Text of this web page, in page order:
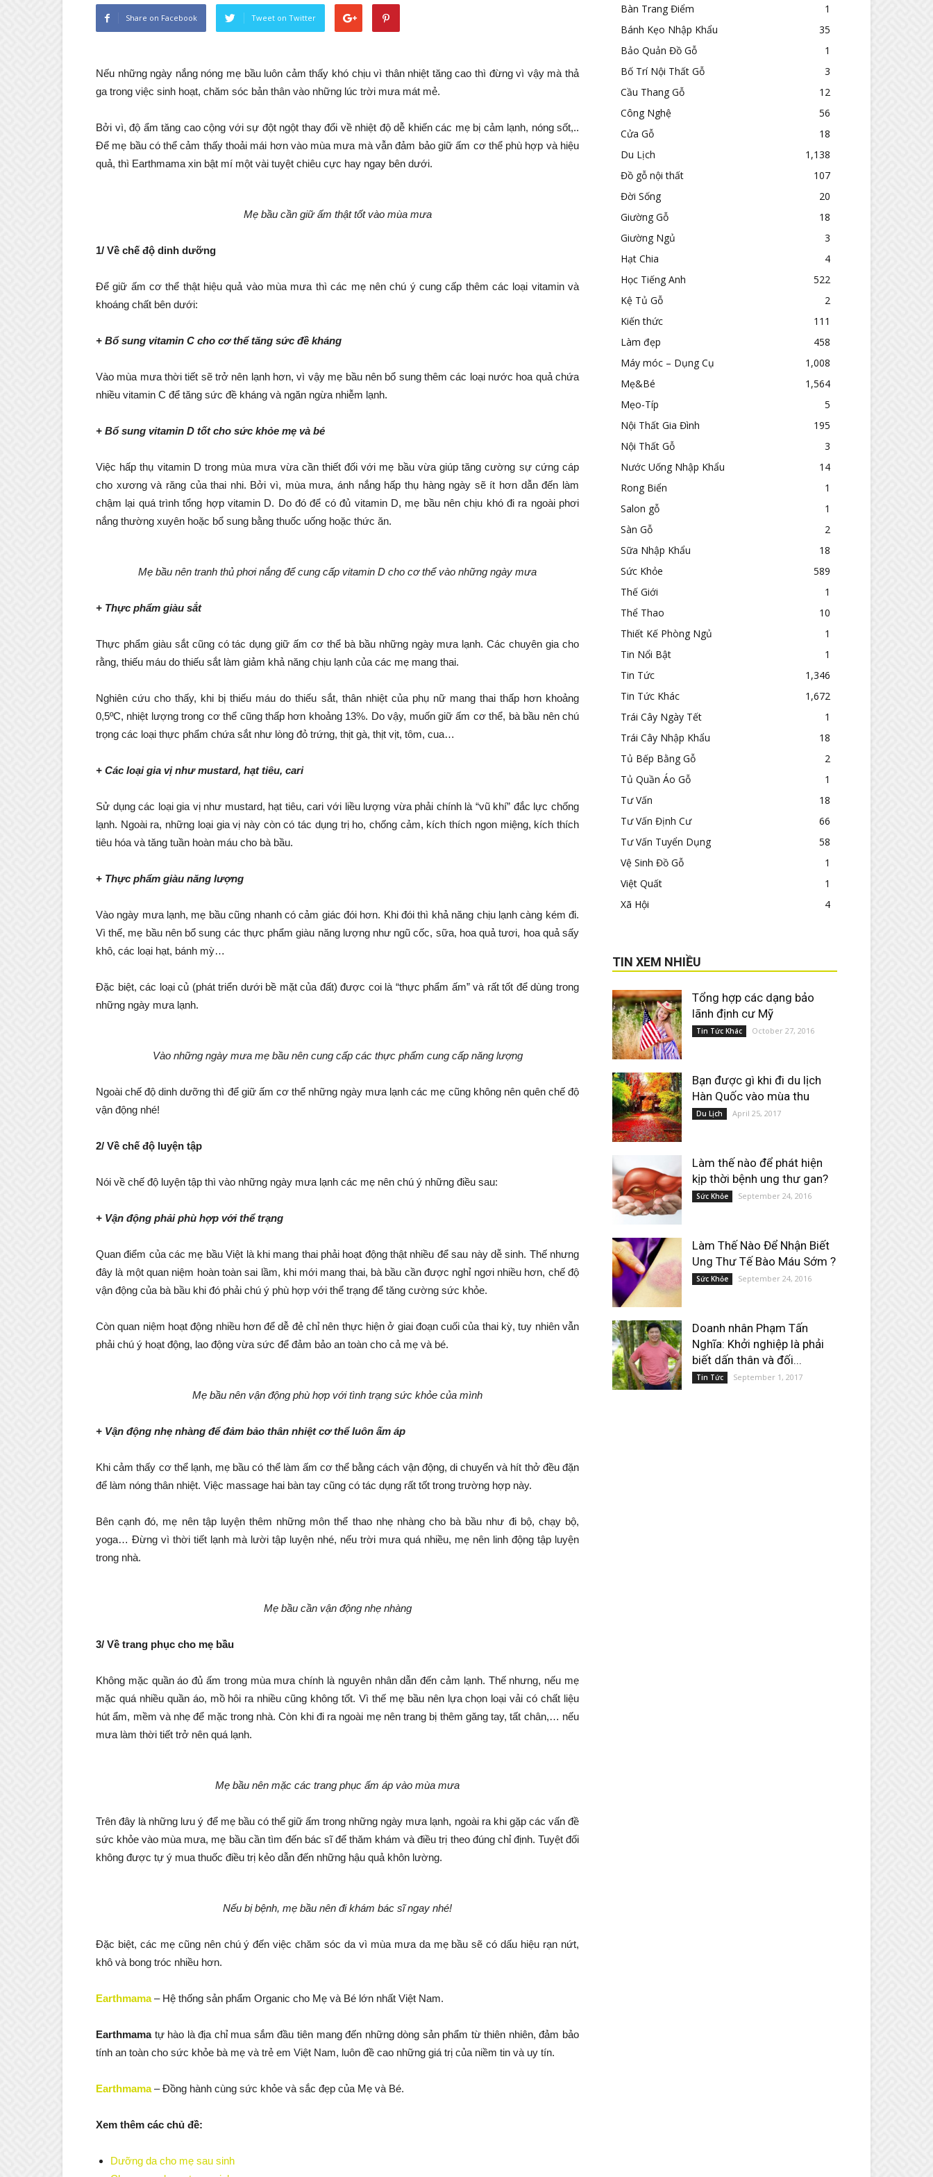
Share on Facebook Tweet on Twitter
Nếu những ngày nắng nóng mẹ bầu luôn cảm thấy khó chịu vì thân nhiệt tăng cao thì đừng vì vậy mà thả
ga trong việc sinh hoạt, chăm sóc bản thân vào những lúc trời mưa mát mẻ.
Bởi vì, độ ẩm tăng cao cộng với sự đột ngột thay đổi về nhiệt độ dễ khiến các mẹ bị cảm lạnh, nóng sốt,..
Để mẹ bầu có thể cảm thấy thoải mái hơn vào mùa mưa mà vẫn đảm bảo giữ ấm cơ thể phù hợp và hiệu
quả, thì Earthmama xin bật mí một vài tuyệt chiêu cực hay ngay bên dưới.
Mẹ bầu cần giữ ấm thật tốt vào mùa mưa
1/ Về chế độ dinh dưỡng
Để giữ ấm cơ thể thật hiệu quả vào mùa mưa thì các mẹ nên chú ý cung cấp thêm các loại vitamin và
khoáng chất bên dưới:
+ Bổ sung vitamin C cho cơ thể tăng sức đề kháng
Vào mùa mưa thời tiết sẽ trở nên lạnh hơn, vì vậy mẹ bầu nên bổ sung thêm các loại nước hoa quả chứa
nhiều vitamin C để tăng sức đề kháng và ngăn ngừa nhiễm lạnh.
+ Bổ sung vitamin D tốt cho sức khỏe mẹ và bé
Việc hấp thụ vitamin D trong mùa mưa vừa cần thiết đối với mẹ bầu vừa giúp tăng cường sự cứng cáp
cho xương và răng của thai nhi. Bởi vì, mùa mưa, ánh nắng hấp thụ hàng ngày sẽ ít hơn dẫn đến làm
chậm lại quá trình tổng hợp vitamin D. Do đó để có đủ vitamin D, mẹ bầu nên chịu khó đi ra ngoài phơi
nắng thường xuyên hoặc bổ sung bằng thuốc uống hoặc thức ăn.
Mẹ bầu nên tranh thủ phơi nắng để cung cấp vitamin D cho cơ thể vào những ngày mưa
+ Thực phẩm giàu sắt
Thực phẩm giàu sắt cũng có tác dụng giữ ấm cơ thể bà bầu những ngày mưa lạnh. Các chuyên gia cho
rằng, thiếu máu do thiếu sắt làm giảm khả năng chịu lạnh của các mẹ mang thai.
Nghiên cứu cho thấy, khi bị thiếu máu do thiếu sắt, thân nhiệt của phụ nữ mang thai thấp hơn khoảng
0,5ºC, nhiệt lượng trong cơ thể cũng thấp hơn khoảng 13%. Do vậy, muốn giữ ấm cơ thể, bà bầu nên chú
trọng các loại thực phẩm chứa sắt như lòng đỏ trứng, thịt gà, thịt vịt, tôm, cua…
+ Các loại gia vị như mustard, hạt tiêu, cari
Sử dụng các loại gia vị như mustard, hạt tiêu, cari với liều lượng vừa phải chính là “vũ khí” đắc lực chống
lạnh. Ngoài ra, những loại gia vị này còn có tác dụng trị ho, chống cảm, kích thích ngon miệng, kích thích
tiêu hóa và tăng tuần hoàn máu cho bà bầu.
+ Thực phẩm giàu năng lượng
Vào ngày mưa lạnh, mẹ bầu cũng nhanh có cảm giác đói hơn. Khi đói thì khả năng chịu lạnh càng kém đi.
Vì thế, mẹ bầu nên bổ sung các thực phẩm giàu năng lượng như ngũ cốc, sữa, hoa quả tươi, hoa quả sấy
khô, các loại hạt, bánh mỳ…
Đặc biệt, các loại củ (phát triển dưới bề mặt của đất) được coi là “thực phẩm ấm” và rất tốt để dùng trong
những ngày mưa lạnh.
Vào những ngày mưa mẹ bầu nên cung cấp các thực phẩm cung cấp năng lượng
Ngoài chế độ dinh dưỡng thì để giữ ấm cơ thể những ngày mưa lạnh các mẹ cũng không nên quên chế độ
vận động nhé!
2/ Về chế độ luyện tập
Nói về chế độ luyện tập thì vào những ngày mưa lạnh các mẹ nên chú ý những điều sau:
+ Vận động phải phù hợp với thể trạng
Quan điểm của các mẹ bầu Việt là khi mang thai phải hoạt động thật nhiều để sau này dễ sinh. Thế nhưng
đây là một quan niệm hoàn toàn sai lầm, khi mới mang thai, bà bầu cần được nghỉ ngơi nhiều hơn, chế độ
vận động của bà bầu khi đó phải chú ý phù hợp với thể trạng để tăng cường sức khỏe.
Còn quan niệm hoạt động nhiều hơn để dễ đẻ chỉ nên thực hiện ở giai đoạn cuối của thai kỳ, tuy nhiên vẫn
phải chú ý hoạt động, lao động vừa sức để đảm bảo an toàn cho cả mẹ và bé.
Mẹ bầu nên vận động phù hợp với tình trạng sức khỏe của mình
+ Vận động nhẹ nhàng để đảm bảo thân nhiệt cơ thể luôn ấm áp
Khi cảm thấy cơ thể lạnh, mẹ bầu có thể làm ấm cơ thể bằng cách vận động, di chuyển và hít thở đều đặn
để làm nóng thân nhiệt. Việc massage hai bàn tay cũng có tác dụng rất tốt trong trường hợp này.
Bên cạnh đó, mẹ nên tập luyện thêm những môn thể thao nhẹ nhàng cho bà bầu như đi bộ, chạy bộ,
yoga… Đừng vì thời tiết lạnh mà lười tập luyện nhé, nếu trời mưa quá nhiều, mẹ nên linh động tập luyện
trong nhà.
Mẹ bầu cần vận động nhẹ nhàng
3/ Về trang phục cho mẹ bầu
Không mặc quần áo đủ ấm trong mùa mưa chính là nguyên nhân dẫn đến cảm lạnh. Thế nhưng, nếu mẹ
mặc quá nhiều quần áo, mồ hôi ra nhiều cũng không tốt. Vì thế mẹ bầu nên lựa chọn loại vải có chất liệu
hút ẩm, mềm và nhẹ để mặc trong nhà. Còn khi đi ra ngoài mẹ nên trang bị thêm găng tay, tất chân,… nếu
mưa làm thời tiết trở nên quá lạnh.
Mẹ bầu nên mặc các trang phục ấm áp vào mùa mưa
Trên đây là những lưu ý để mẹ bầu có thể giữ ấm trong những ngày mưa lạnh, ngoài ra khi gặp các vấn đề
sức khỏe vào mùa mưa, mẹ bầu cần tìm đến bác sĩ để thăm khám và điều trị theo đúng chỉ định. Tuyệt đối
không được tự ý mua thuốc điều trị kẻo dẫn đến những hậu quả khôn lường.
Nếu bị bệnh, mẹ bầu nên đi khám bác sĩ ngay nhé!
Đặc biệt, các mẹ cũng nên chú ý đến việc chăm sóc da vì mùa mưa da mẹ bầu sẽ có dấu hiệu rạn nứt,
khô và bong tróc nhiều hơn.
Earthmama– Hệ thống sản phẩm Organic cho Mẹ và Bé lớn nhất Việt Nam.
Earthmamatự hào là địa chỉ mua sắm đầu tiên mang đến những dòng sản phẩm từ thiên nhiên, đảm bảo
tính an toàn cho sức khỏe bà mẹ và trẻ em Việt Nam, luôn đề cao những giá trị của niềm tin và uy tín.
Earthmama– Đồng hành cùng sức khỏe và sắc đẹp của Mẹ và Bé.
Xem thêm các chủ đề:
Dưỡng da cho mẹ sau sinh
Bàn Trang Điểm
1
Bánh Kẹo Nhập Khẩu
35
Bảo Quản Đồ Gỗ
1
Bố Trí Nội Thất Gỗ
3
Cầu Thang Gỗ
12
Công Nghệ
56
Cửa Gỗ
18
Du Lịch
1,138
Đồ gỗ nội thất
107
Đời Sống
20
Giường Gỗ
18
Giường Ngủ
3
Hạt Chia
4
Học Tiếng Anh
522
Kệ Tủ Gỗ
2
Kiến thức
111
Làm đẹp
458
Máy móc – Dụng Cụ
1,008
Mẹ&Bé
1,564
Mẹo-Típ
5
Nội Thất Gia Đình
195
Nội Thất Gỗ
3
Nước Uống Nhập Khẩu
14
Rong Biển
1
Salon gỗ
1
Sàn Gỗ
2
Sữa Nhập Khẩu
18
Sức Khỏe
589
Thế Giới
1
Thể Thao
10
Thiết Kế Phòng Ngủ
1
Tin Nổi Bật
1
Tin Tức
1,346
Tin Tức Khác
1,672
Trái Cây Ngày Tết
1
Trái Cây Nhập Khẩu
18
Tủ Bếp Bằng Gỗ
2
Tủ Quần Áo Gỗ
1
Tư Vấn
18
Tư Vấn Định Cư
66
Tư Vấn Tuyển Dụng
58
Vệ Sinh Đồ Gỗ
1
Việt Quất
1
Xã Hội
4
TIN XEM NHIỀU
Tổng hợp các dạng bảo
lãnh định cư Mỹ
Tin Tức Khác October 27, 2016
Bạn được gì khi đi du lịch
Hàn Quốc vào mùa thu
Du Lịch April 25, 2017
Làm thế nào để phát hiện
kịp thời bệnh ung thư gan?
Sức Khỏe September 24, 2016
Làm Thế Nào Để Nhận Biết
Ung Thư Tế Bào Máu Sớm ?
Sức Khỏe September 24, 2016
Doanh nhân Phạm Tấn
Nghĩa: Khởi nghiệp là phải
biết dấn thân và đối...
Tin Tức September 1, 2017